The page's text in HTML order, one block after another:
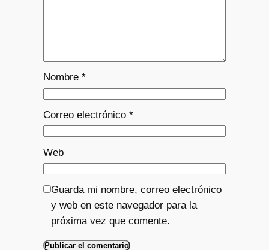
Nombre *
Correo electrónico *
Web
Guarda mi nombre, correo electrónico
y web en este navegador para la
próxima vez que comente.